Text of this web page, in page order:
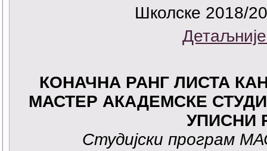
Школске 2018/
КОНАЧНА РАНГ ЛИСТА
МАСТЕР АКАДЕМСКЕ
УПИСНИ
Студијски програм